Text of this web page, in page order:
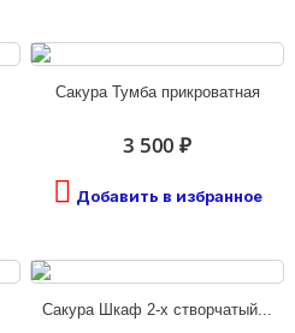
Сакура Тумба прикроватная
3 500 ₽
Добавить в избранное
Сакура Шкаф 2-х створчатый...